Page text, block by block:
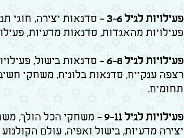
פעילויות לגיל 3-6 -
סדנאות יצירה, חוגי
פעילויות מהאגדות, סדנאות מדעיות,
פעילויות לגיל 6-8 -
סדנאות בישול,
רצפה ענקיים, סדנאות בלונים, משחקי
תחומים.
פעילויות לגיל 9-11 -
משחקי הכל הולך,
יצירה מדעיות, בישול ואפיה, עולם